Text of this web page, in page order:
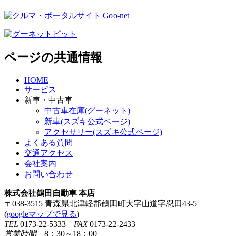
ページの共通情報
HOME
サービス
新車・中古車
中古車在庫(グーネット)
新車(スズキ公式ページ)
アクセサリー(スズキ公式ページ)
よくある質問
交通アクセス
会社案内
お問い合わせ
株式会社鶴田自動車 本店
〒038-3515 青森県北津軽郡鶴田町大字山道字忍田43-5
(googleマップで見る)
TEL 0173-22-5333 FAX0173-22-2433
営業時間8：30～18：00